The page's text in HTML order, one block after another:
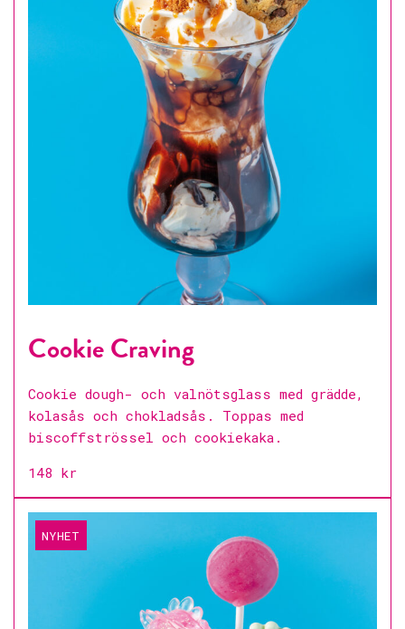
Cookie Craving
Cookie dough- och valnötsglass med grädde,
kolasås och chokladsås. Toppas med
biscoffströssel och cookiekaka.
148 kr
NYHET